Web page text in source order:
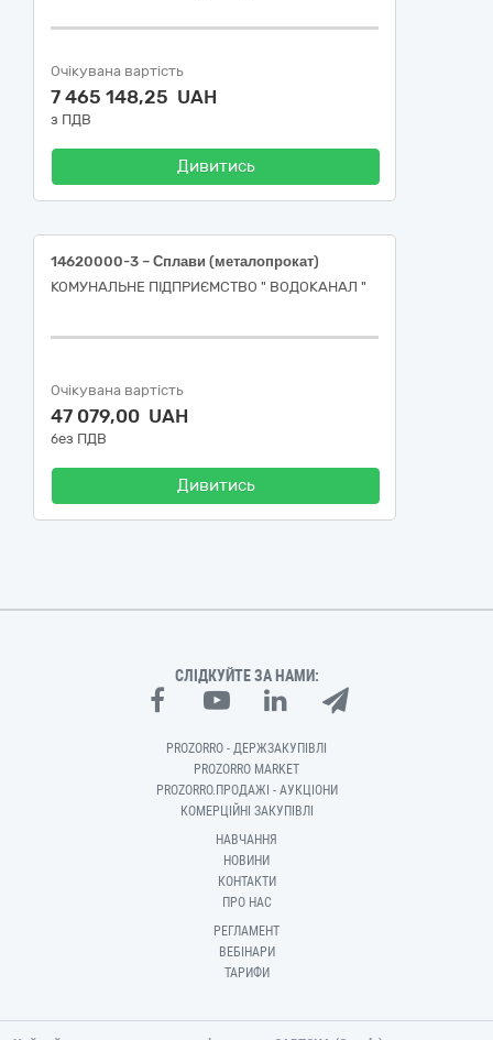
Очікувана вартість
7 465 148,25 UAH
з ПДВ
Дивитись
14620000-3 – Сплави (металопрокат)
КОМУНАЛЬНЕ ПІДПРИЄМСТВО " ВОДОКАНАЛ "
Очікувана вартість
47 079,00 UAH
без ПДВ
Дивитись
СЛІДКУЙТЕ ЗА НАМИ:
PROZORRO - ДЕРЖЗАКУПІВЛІ
PROZORRO MARKET
PROZORRO.ПРОДАЖІ - АУКЦІОНИ
КОМЕРЦІЙНІ ЗАКУПІВЛІ
НАВЧАННЯ
НОВИНИ
КОНТАКТИ
ПРО НАС
РЕГЛАМЕНТ
ВЕБІНАРИ
ТАРИФИ